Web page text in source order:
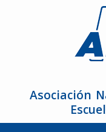
Asociación